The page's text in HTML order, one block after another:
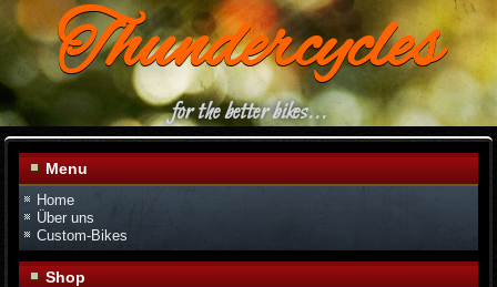
Thundercycles
for the better bikes...
Menu
Home
Über uns
Custom-Bikes
Shop